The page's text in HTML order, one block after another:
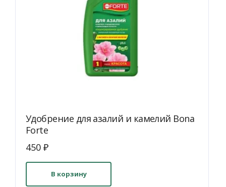
Удобрение для азалий и камелий Bona
Forte
450 ₽
В корзину